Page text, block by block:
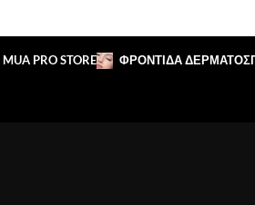
MUA PRO STORE ΦΡΟΝΤΙΔΑ ΔΕΡΜΑΤΟΣ